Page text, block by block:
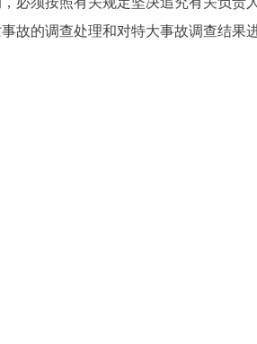
故的调查处理和对特大事故调查结果